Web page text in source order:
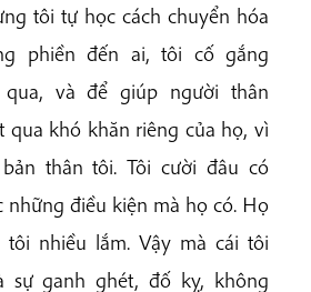
tôi tự học cách chuyển hóa
phiền đến ai, tôi cố gắng
và để giúp người thân
qua khó khăn riêng của họ, vì
thân tôi. Tôi cười đâu có
những điều kiện mà họ có. Họ
tôi nhiều lắm. Vậy mà cái tôi
sự ganh ghét, đố kỵ, không